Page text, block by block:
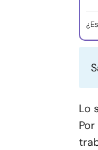
Lo